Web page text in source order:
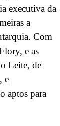
executiva da
a
Com
e as
Leite, de
e
aptos para